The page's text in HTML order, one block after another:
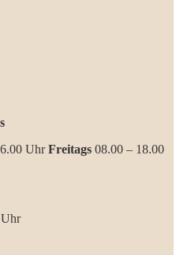
UhrFreitags 08.00 – 18.00